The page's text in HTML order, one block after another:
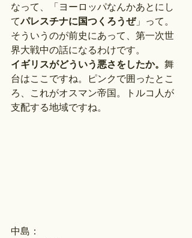
なって、「ヨーロッパなんかあとにし
てパレスチナに国つくろうぜ」って。
そういうのが前史にあって、第一次世
界大戦中の話になるわけです。
イギリスがどういう悪さをしたか。 舞
台はここですね。ピンクで囲ったとこ
ろ、これがオスマン帝国。トルコ人が
支配する地域ですね。
中島：